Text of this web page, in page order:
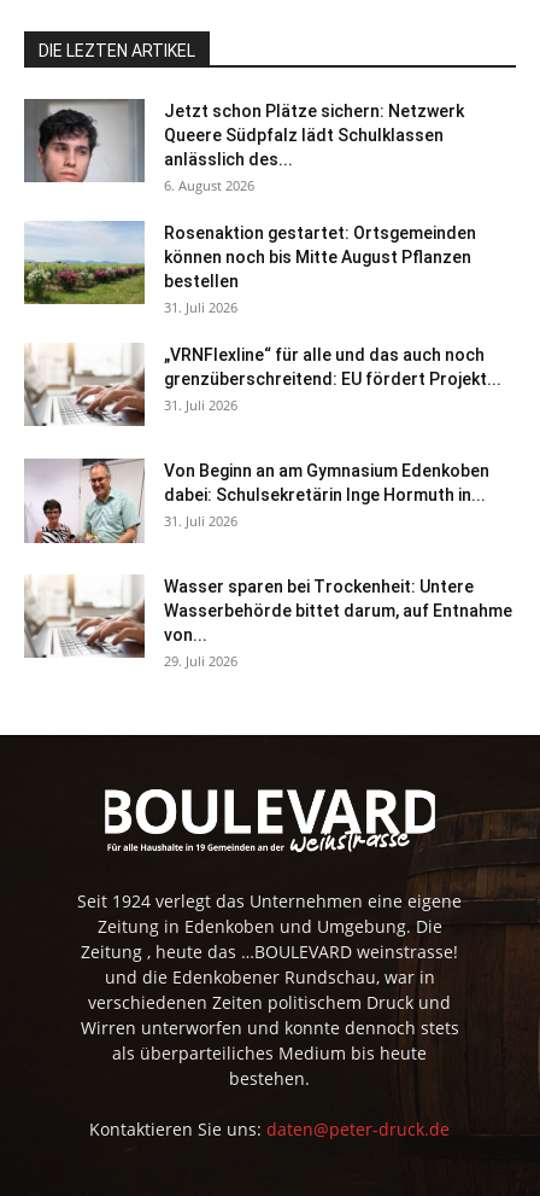
DIE LEZTEN ARTIKEL
Jetzt schon Plätze sichern: Netzwerk
Queere Südpfalz lädt Schulklassen
anlässlich des...
6. August 2026
Rosenaktion gestartet: Ortsgemeinden
können noch bis Mitte August Pflanzen
bestellen
31. Juli 2026
„VRNFlexline“ für alle und das auch noch
grenzüberschreitend: EU fördert Projekt...
31. Juli 2026
Von Beginn an am Gymnasium Edenkoben
dabei: Schulsekretärin Inge Hormuth in...
31. Juli 2026
Wasser sparen bei Trockenheit: Untere
Wasserbehörde bittet darum, auf Entnahme
von...
29. Juli 2026
Seit 1924 verlegt das Unternehmen eine eigene
Zeitung in Edenkoben und Umgebung. Die
Zeitung , heute das …BOULEVARD weinstrasse!
und die Edenkobener Rundschau, war in
verschiedenen Zeiten politischem Druck und
Wirren unterworfen und konnte dennoch stets
als überparteiliches Medium bis heute
bestehen.
Kontaktieren Sie uns:daten@peter-druck.de